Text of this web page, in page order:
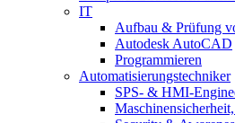
IT
Aufbau & Prüfung
Autodesk AutoCAD
Programmieren
Automatisierungstechniker
SPS‑ &